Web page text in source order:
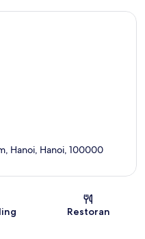
Hanoi, Hanoi, 100000
Restoran